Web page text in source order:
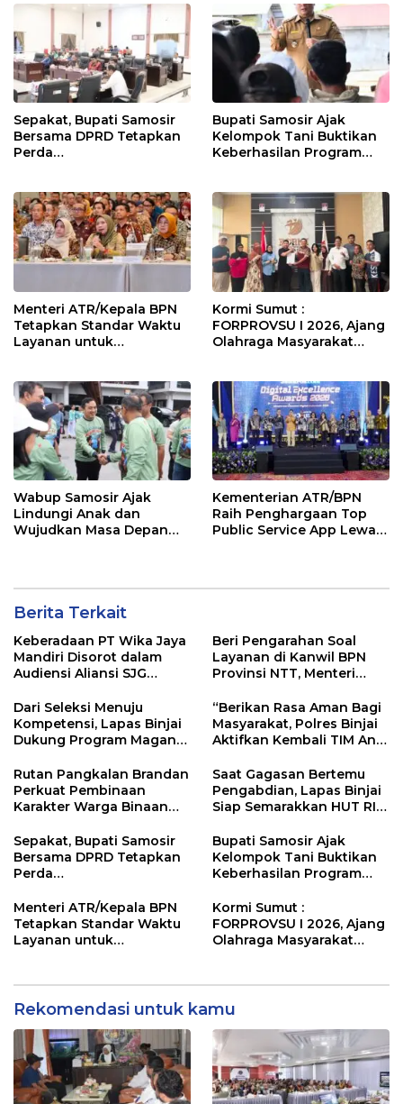
Sepakat, Bupati Samosir
Bersama DPRD Tetapkan
Perda
Pengelolaan Sampah
Bupati Samosir Ajak
Kelompok Tani Buktikan
Keberhasilan Program
Disalurkan
Menteri ATR/Kepala BPN
Tetapkan Standar Waktu
Layanan untuk
Kormi Sumut :
FORPROVSU I 2026, Ajang
Olahraga Masyarakat
October 2026
Wabup Samosir Ajak
Lindungi Anak dan
Wujudkan Masa Depan
Kementerian ATR/BPN
Raih Penghargaan Top
Public Service App Lewat
Berita Terkait
Keberadaan PT Wika Jaya
Mandiri Disorot dalam
Audiensi Aliansi SJG
Beri Pengarahan Soal
Layanan di Kanwil BPN
Provinsi NTT, Menteri
Pandang Masyarakat
Dari Seleksi Menuju
Kompetensi, Lapas Binjai
Dukung Program Magang
“Berikan Rasa Aman Bagi
Masyarakat, Polres Binjai
Aktifkan Kembali TIM Anti
Rutan Pangkalan Brandan
Perkuat Pembinaan
Karakter Warga Binaan
Kebersihan
Saat Gagasan Bertemu
Pengabdian, Lapas Binjai
Siap Semarakkan HUT RI
Sepakat, Bupati Samosir
Bersama DPRD Tetapkan
Perda
APBD 2025 dan Perda
Pengelolaan Sampah
Bupati Samosir Ajak
Kelompok Tani Buktikan
Keberhasilan Program
5 Ton Bibit Kentang
Disalurkan
Menteri ATR/Kepala BPN
Tetapkan Standar Waktu
Layanan untuk
Kormi Sumut :
FORPROVSU I 2026, Ajang
Olahraga Masyarakat
October 2026
Rekomendasi untuk kamu